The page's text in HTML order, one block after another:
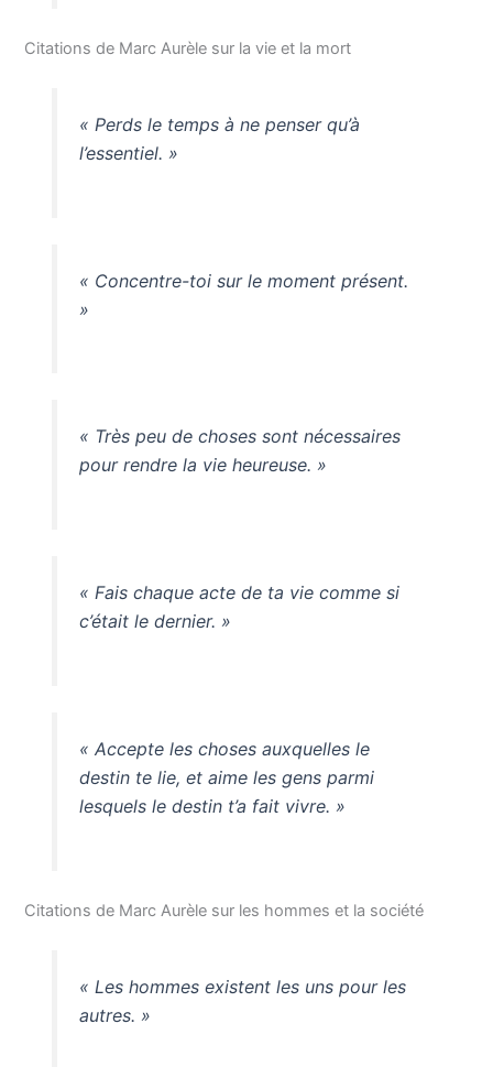
Citations de Marc Aurèle sur la vie et la mort
« Perds le temps à ne penser qu’à
l’essentiel. »
« Concentre-toi sur le moment présent.
»
« Très peu de choses sont nécessaires
pour rendre la vie heureuse. »
« Fais chaque acte de ta vie comme si
c’était le dernier. »
« Accepte les choses auxquelles le
destin te lie, et aime les gens parmi
lesquels le destin t’a fait vivre. »
Citations de Marc Aurèle sur les hommes et la société
« Les hommes existent les uns pour les
autres. »